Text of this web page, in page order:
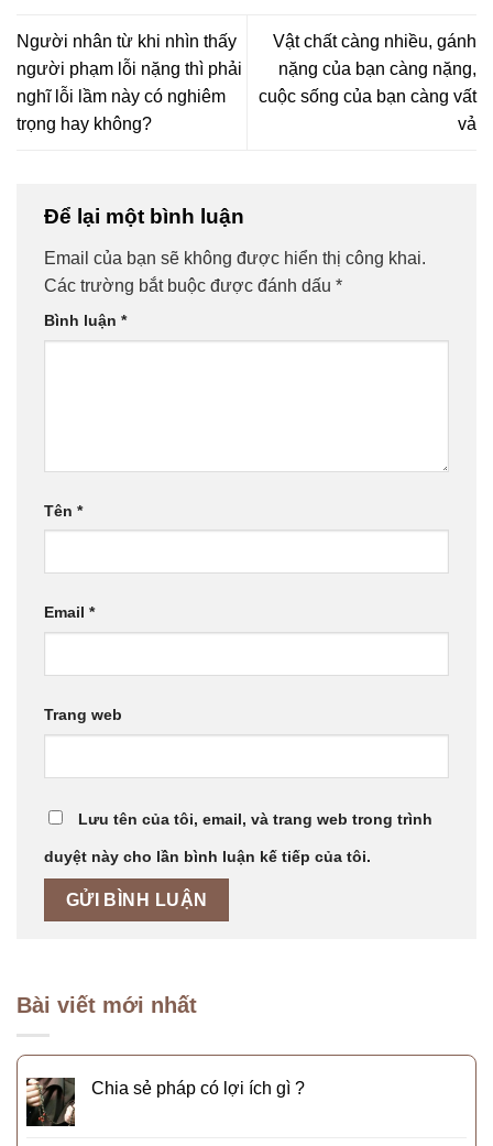
Người nhân từ khi nhìn thấy
người phạm lỗi nặng thì phải
nghĩ lỗi lầm này có nghiêm
trọng hay không?
Vật chất càng nhiều, gánh
nặng của bạn càng nặng,
cuộc sống của bạn càng vất
vả
Để lại một bình luận
Email của bạn sẽ không được hiển thị công khai.
Các trường bắt buộc được đánh dấu *
Bình luận *
Tên *
Email *
Trang web
Lưu tên của tôi, email, và trang web trong trình
duyệt này cho lần bình luận kế tiếp của tôi.
Bài viết mới nhất
Chia sẻ pháp có lợi ích gì ?